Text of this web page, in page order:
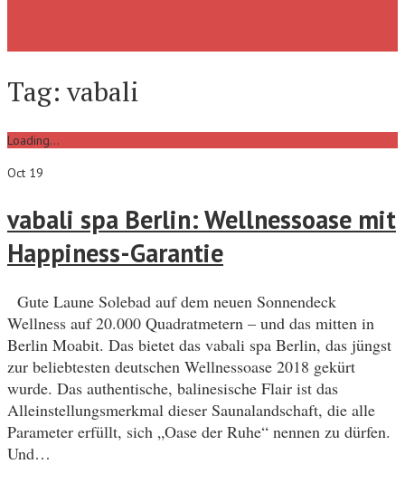
Tag:vabali
Loading...
Oct 19
vabali spa Berlin: Wellnessoase mit
Happiness-Garantie
Gute Laune Solebad auf dem neuen Sonnendeck
Wellness auf 20.000 Quadratmetern – und das mitten in
Berlin Moabit. Das bietet das vabali spa Berlin, das jüngst
zur beliebtesten deutschen Wellnessoase 2018 gekürt
wurde. Das authentische, balinesische Flair ist das
Alleinstellungsmerkmal dieser Saunalandschaft, die alle
Parameter erfüllt, sich „Oase der Ruhe“ nennen zu dürfen.
Und…